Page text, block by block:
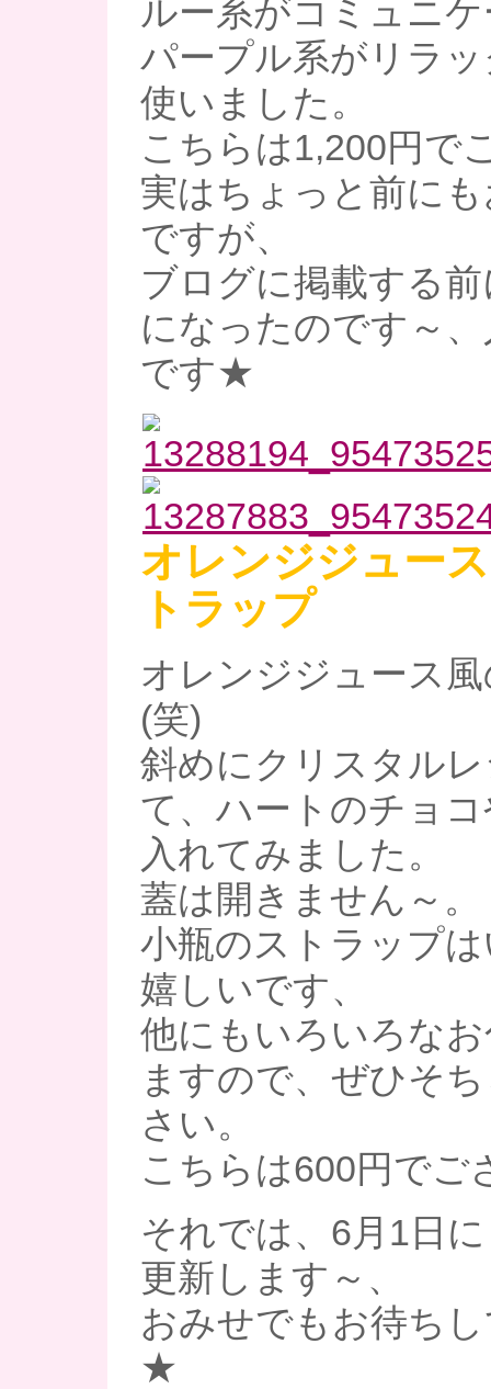
ルー系がコミュニ
パープル系がリラ
使いました。
こちらは1,200円で
実はちょっと前に
ですが、
ブログに掲載する
になったのです～
です★
オレンジジュー
トラップ
オレンジジュース
(笑)
斜めにクリスタル
て、ハートのチョ
入れてみました。
蓋は開きません～。
小瓶のストラップ
嬉しいです、
他にもいろいろな
ますので、ぜひそ
さい。
こちらは600円でご
それでは、6月1日
更新します～、
おみせでもお待ち
★